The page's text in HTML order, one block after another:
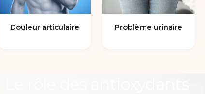
Douleur articulaire Problème urinaire